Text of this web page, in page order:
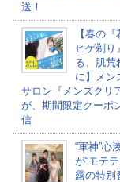
送！
【春の
ヒゲ剃り
る、肌荒
に】メン
サロン『メンズクリ
が、期間限定クーポ
信
“軍神”心
が“モテ
露の特別